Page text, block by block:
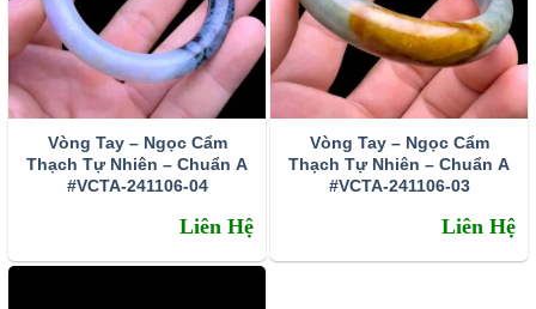
hoặc Cẩm Thạch
Nepherite. Hiện nay trên thị trường quốc
tế, Jadeite được ưa chuộng và có giá trị cao hơn
Nepherite vì thường có màu sắc đẹp hơn, trong và cứng
chắc hơn.
Vòng Tay – Ngọc Cẩm
Thạch Tự Nhiên – Chuẩn A
#VCTA-241106-04
Liên Hệ
Vòng Tay – Ngọc Cẩm
Thạch Tự Nhiên – Chuẩn A
#VCTA-241106-03
Liên Hệ